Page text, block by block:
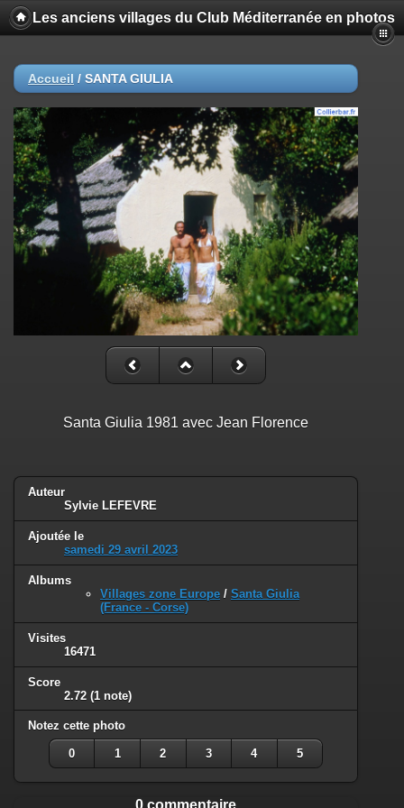
Les anciens villages du Club Méditerranée en photos
Accueil / SANTA GIULIA
Santa Giulia 1981 avec Jean Florence
Auteur
Sylvie LEFEVRE
Ajoutée le
samedi 29 avril 2023
Albums
Villages zone Europe / Santa Giulia
(France - Corse)
Visites
16471
Score
2.72 (1 note)
Notez cette photo
0 1 2 3 4 5